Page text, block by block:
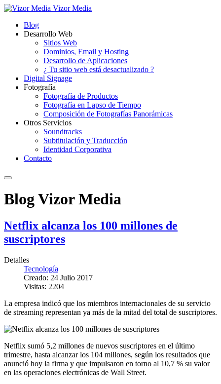
Vizor Media
Blog
Desarrollo Web
Sitios Web
Dominios, Email y Hosting
Desarrollo de Aplicaciones
¿ Tu sitio web está desactualizado ?
Digital Signage
Fotografía
Fotografía de Productos
Fotografía en Lapso de Tiempo
Composición de Fotografías Panorámicas
Otros Servicios
Soundtracks
Subtitulación y Traducción
Identidad Corporativa
Contacto
Blog Vizor Media
Netflix alcanza los 100 millones de
suscriptores
Detalles
Tecnología
Creado: 24 Julio 2017
Visitas: 2204
La empresa indicó que los miembros internacionales de su servicio
de streaming representan ya más de la mitad del total de suscriptores.
Netflix sumó 5,2 millones de nuevos suscriptores en el último
trimestre, hasta alcanzar los 104 millones, según los resultados que
anunció hoy la firma y que impulsaron en torno al 10,7 % su valor
en las operaciones electrónicas de Wall Street.